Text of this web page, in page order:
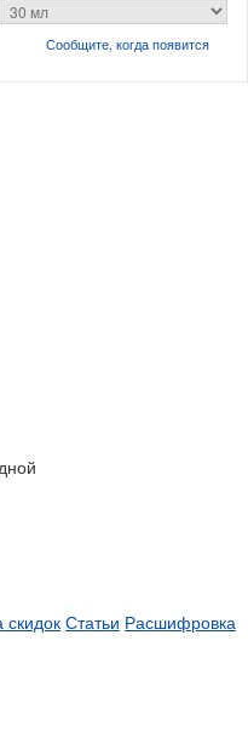
Сообщите, когдапоявится
Статьи Расшифровка